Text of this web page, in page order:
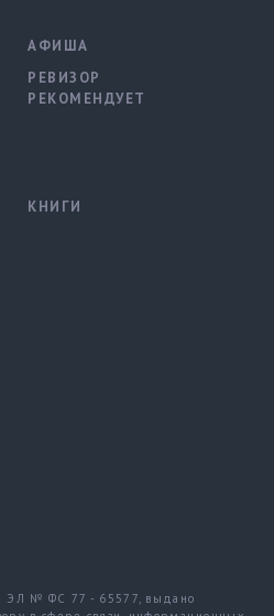
АФИША
РЕВИЗОР
РЕКОМЕНДУЕТ
КНИГИ
ЭЛ № ФС 77 - 65577, выдано